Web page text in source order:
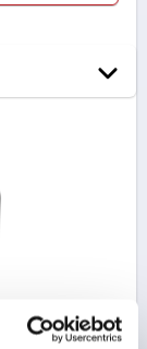
CZARNY,